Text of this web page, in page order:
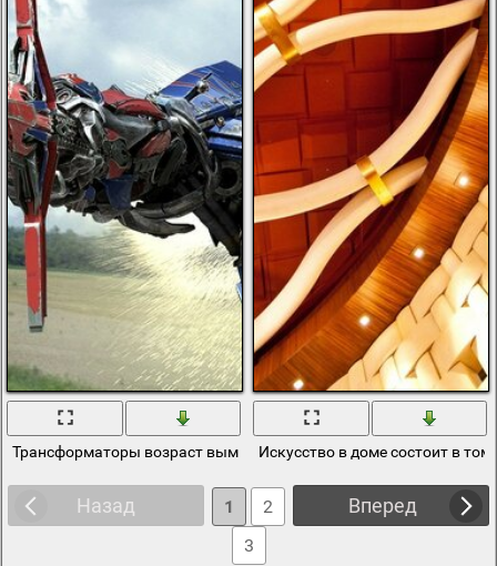
Трансформаторы возраст вымиранияИскусство в доме состоит в том
Назад Вперед
1
2
3